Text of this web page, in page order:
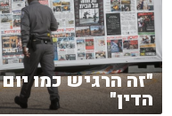
"זה הרגיש כמו יום
הדין"